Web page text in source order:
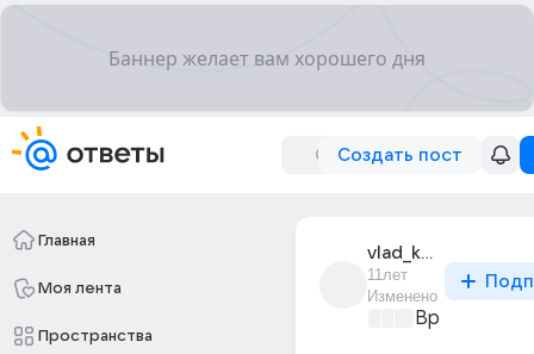
Создать пост
Главная
Моя лента
Пространства
vlad_kurliak_6
11лет
Изменено
Время игр